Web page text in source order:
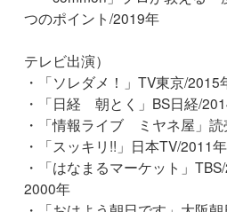
つのポイント/2019年
テレビ出演）
・「ソレダメ！」TV東京/2015
・「日経 朝とく」BS日経/
・「情報ライブ ミヤネ屋」
・「スッキリ!!」日本TV/2011年
・「はなまるマーケット」
2000年